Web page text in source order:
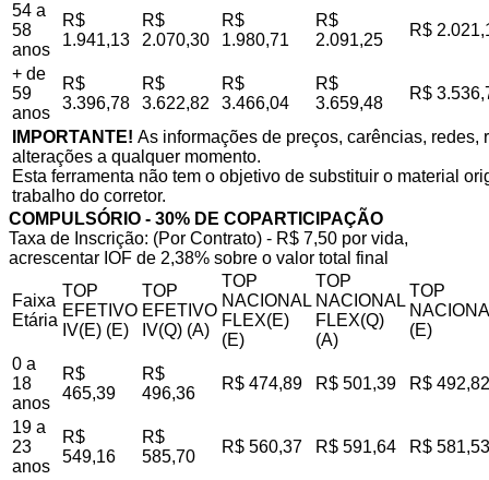
54 a
58
anos
R$
1.941,13
R$
2.070,30
R$
1.980,71
R$
2.091,25
R$
+ de
59
anos
R$
3.396,78
R$
3.622,82
R$
3.466,04
R$
3.659,48
R$
IMPORTANTE! As informações de preços, carências,
alterações a qualquer momento.
Esta ferramenta não tem o objetivo de substituir o material
trabalho do corretor.
COMPULSÓRIO - 30% DE COPARTICIPAÇÃO
Taxa de Inscrição: (Por Contrato) - R$ 7,50 por vida,
acrescentar IOF de 2,38% sobre o valor total final
Faixa
Etária
TOP
EFETIVO
IV(E) (E)
TOP
EFETIVO
IV(Q) (A)
TOP
NACIONAL
FLEX(E)
(E)
TOP
NACIONAL
FLEX(Q)
(A)
TOP
(E)
0 a
18
anos
R$
465,39
R$
496,36
R$ 474,89 R$ 501,39 R$ 492,82
19 a
23
anos
R$
549,16
R$
585,70
R$ 560,37 R$ 591,64 R$ 581,53